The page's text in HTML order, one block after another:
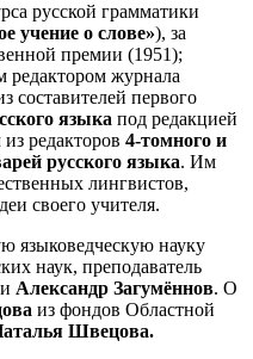
русской грамматики
учение о слове»), за
премии (1951);
редактором журнала
составителей первого
языка под редакцией
редакторов 4-томного и
русского языка. Им
лингвистов,
своего учителя.
языковедческую науку
наук, преподаватель
Александр Загумённов. О
из фондов Областной
Швецова.